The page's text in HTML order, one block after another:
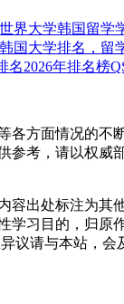
界大学韩国留学
国大学排名，留
名2026年排名榜
各方面情况的不
参考，请以权威
容出处标注为其
学习目的，归原
议请与本站，会